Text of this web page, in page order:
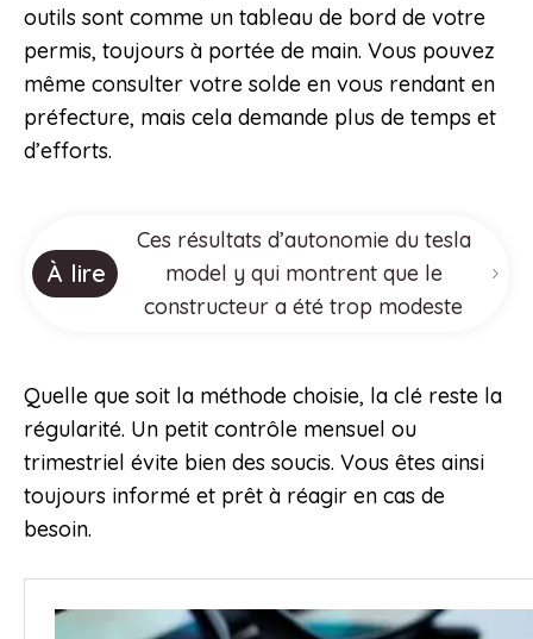
outils sont comme un tableau de bord de votre
permis, toujours à portée de main. Vous pouvez
même consulter votre solde en vous rendant en
préfecture, mais cela demande plus de temps et
d’efforts.
À lire
Ces résultats d’autonomie du tesla
model y qui montrent que le
constructeur a été trop modeste
Quelle que soit la méthode choisie, la clé reste la
régularité. Un petit contrôle mensuel ou
trimestriel évite bien des soucis. Vous êtes ainsi
toujours informé et prêt à réagir en cas de
besoin.